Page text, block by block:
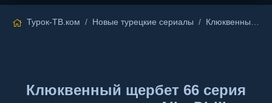
Турок-ТВ.ком / Новые турецкие сериалы / Клюквенный щербет
Клюквенный щербет 66 серия